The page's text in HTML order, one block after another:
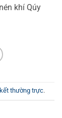
khí Qúy
kết thường trực.